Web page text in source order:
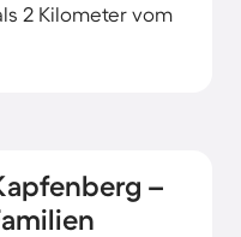
2 Kilometer vom
–